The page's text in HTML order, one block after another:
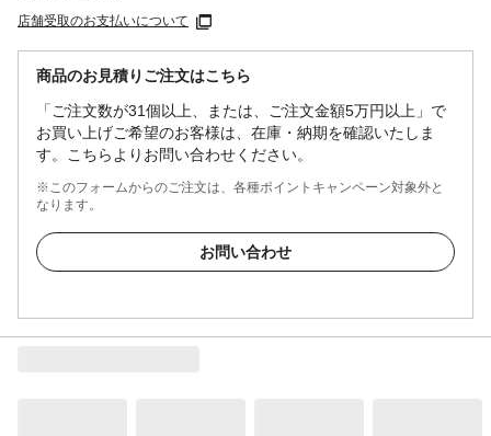
店舗受取のお支払いについて
商品のお見積りご注文はこちら
「ご注文数が31個以上、または、ご注文金額5万円以上」で
お買い上げご希望のお客様は、在庫・納期を確認いたしま
す。こちらよりお問い合わせください。
※このフォームからのご注文は、各種ポイントキャンペーン対象外と
なります。
お問い合わせ